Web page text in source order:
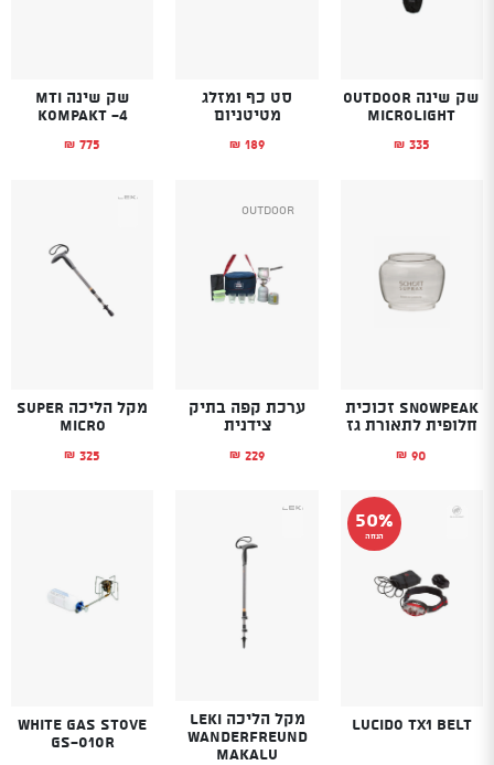
שק שינה OUTDOOR
Microlight
₪ 335
סט כף ומזלג
מטיטניום
₪ 189
שק שינה MTI
KOMPAKT -4
₪ 775
SnowPeak זכוכית
חלופית לתאורת גז
₪ 90
Outdoor
ערכת קפה בתיק
צידנית
₪ 229
מקל הליכה SUPER
MICRO
₪ 325
50%
הנחה
Lucido TX1 belt
מקל הליכה LEKI
WANDERFREUND
MAKALU
White Gas Stove
GS-010R